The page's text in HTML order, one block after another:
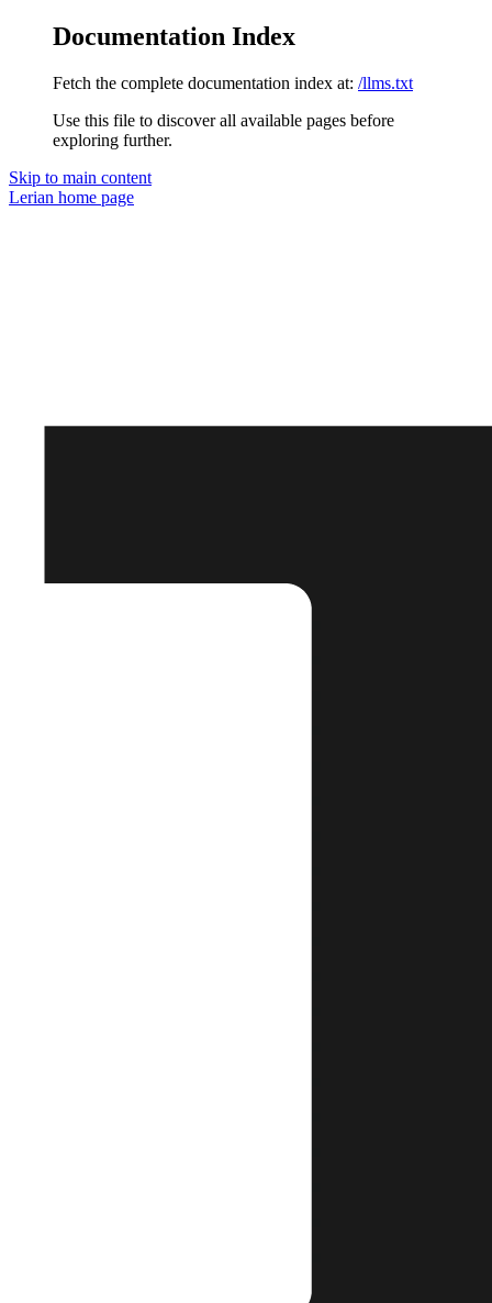
Documentation Index
Fetch the complete documentation index at: /llms.txt
Use this file to discover all available pages before
exploring further.
Skip to main content
Lerian home page